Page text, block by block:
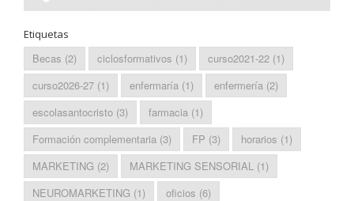
Etiquetas
Becas (2) ciclosformativos (1) curso2021-22 (1)
curso2026-27 (1) enfermaría (1) enfermería (2)
escolasantocristo (3) farmacia (1)
Formación complementaria (3) FP (3) horarios (1)
MARKETING (2) MARKETING SENSORIAL (1)
NEUROMARKETING (1) oficios (6)